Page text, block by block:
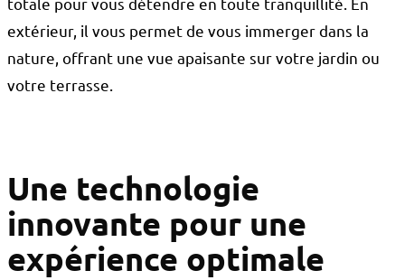
extérieur, il vous permet de vous immerger dans la
nature, offrant une vue apaisante sur votre jardin ou
votre terrasse.
Une technologie
innovante pour une
expérience optimale